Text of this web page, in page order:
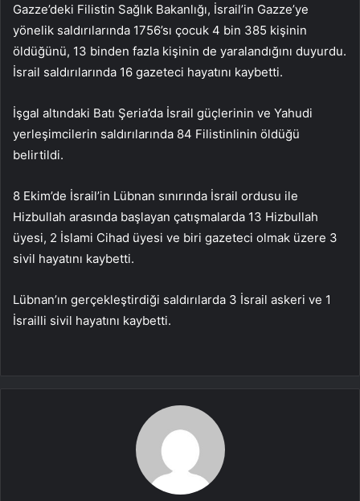
Gazze’deki Filistin Sağlık Bakanlığı, İsrail’in Gazze’ye
yönelik saldırılarında 1756’sı çocuk 4 bin 385 kişinin
öldüğünü, 13 binden fazla kişinin de yaralandığını duyurdu.
İsrail saldırılarında 16 gazeteci hayatını kaybetti.
İşgal altındaki Batı Şeria’da İsrail güçlerinin ve Yahudi
yerleşimcilerin saldırılarında 84 Filistinlinin öldüğü
belirtildi.
8 Ekim’de İsrail’in Lübnan sınırında İsrail ordusu ile
Hizbullah arasında başlayan çatışmalarda 13 Hizbullah
üyesi, 2 İslami Cihad üyesi ve biri gazeteci olmak üzere 3
sivil hayatını kaybetti.
Lübnan’ın gerçekleştirdiği saldırılarda 3 İsrail askeri ve 1
İsrailli sivil hayatını kaybetti.